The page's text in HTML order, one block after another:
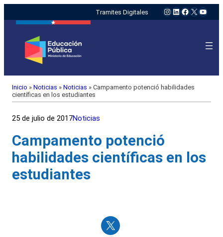
Tramites Digitales Instagram
LinkedIn
Facebook
X
Inicio » Noticias » Noticias » Campamento potenció habilidades
científicas en los estudiantes
25 de julio de 2017Noticias
Campamento potenció
habilidades científicas en los
estudiantes